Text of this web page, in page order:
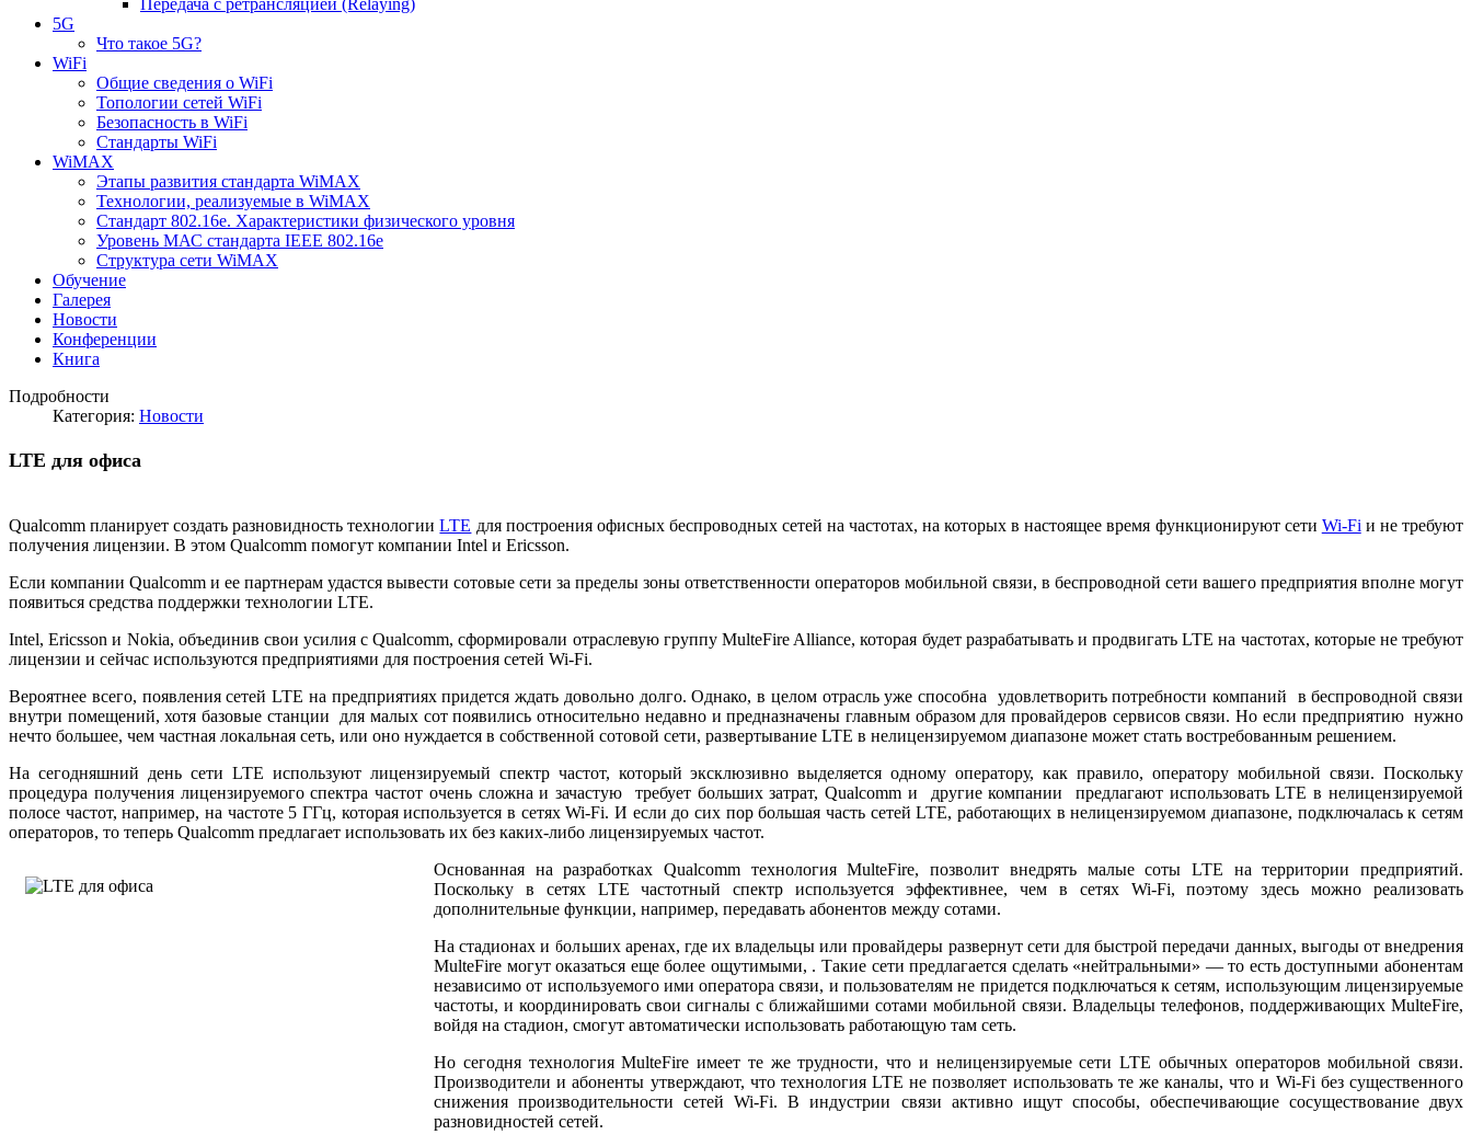
5G
Что такое 5G?
WiFi
Общие сведения о WiFi
Топологии сетей WiFi
Безопасность в WiFi
Стандарты WiFi
WiMAX
Этапы развития стандарта WiMAX
Технологии, реализуемые в WiMAX
Стандарт 802.16е. Характеристики физического уровня
Уровень МАС стандарта IEEE 802.16e
Структура сети WiMAX
Обучение
Галерея
Новости
Конференции
Книга
Подробности
Категория: Новости
LTE для офиса
Qualcomm планирует создать разновидность технологииLTE для построения офисных беспроводных сетей на частотах, на которых в настоящее время функционируют сети Wi-Fi и не требуют
получения лицензии. В этом Qualcomm помогут компании Intel и Ericsson.
Если компании Qualcomm и ее партнерам удастся вывести сотовые сети за пределы зоны ответственности операторов мобильной связи, в беспроводной сети вашего предприятия вполне могут
появиться средства поддержки технологии LTE.
Intel, Ericsson и Nokia, объединив свои усилия с Qualcomm, сформировали отраслевую группу MulteFire Alliance, которая будет разрабатывать и продвигать LTE на частотах, которые не требуют
лицензии и сейчас используются предприятиями для построения сетей Wi-Fi.
Вероятнее всего, появления сетей LTE на предприятиях придется ждать довольно долго. Однако, в целом отрасль уже способна удовлетворить потребности компаний в беспроводной связи
внутри помещений, хотя базовые станции для малых сот появились относительно недавно и предназначены главным образом для провайдеров сервисов связи. Но если предприятию нужно
нечто большее, чем частная локальная сеть, или оно нуждается в собственной сотовой сети, развертывание LTE в нелицензируемом диапазоне может стать востребованным решением.
На сегодняшний день сети LTE используют лицензируемый спектр частот, который эксклюзивно выделяется одному оператору, как правило, оператору мобильной связи. Поскольку
процедура получения лицензируемого спектра частот очень сложна и зачастую требует больших затрат, Qualcomm и другие компании предлагают использовать LTE в нелицензируемой
полосе частот, например, на частоте 5 ГГц, которая используется в сетях Wi-Fi. И если до сих пор большая часть сетей LTE, работающих в нелицензируемом диапазоне, подключалась к сетям
операторов, то теперь Qualcomm предлагает использовать их без каких-либо лицензируемых частот.
Основанная на разработках Qualcomm технология MulteFire, позволит внедрять малые соты LTE на территории предприятий.
Поскольку в сетях LTE частотный спектр используется эффективнее, чем в сетях Wi-Fi, поэтому здесь можно реализовать
дополнительные функции, например, передавать абонентов между сотами.
На стадионах и больших аренах, где их владельцы или провайдеры развернут сети для быстрой передачи данных, выгоды от внедрения
MulteFire могут оказаться еще более ощутимыми, . Такие сети предлагается сделать «нейтральными» — то есть доступными абонентам
независимо от используемого ими оператора связи, и пользователям не придется подключаться к сетям, использующим лицензируемые
частоты, и координировать свои сигналы с ближайшими сотами мобильной связи. Владельцы телефонов, поддерживающих MulteFire,
войдя на стадион, смогут автоматически использовать работающую там сеть.
Но сегодня технология MulteFire имеет те же трудности, что и нелицензируемые сети LTE обычных операторов мобильной связи.
Производители и абоненты утверждают, что технология LTE не позволяет использовать те же каналы, что и Wi-Fi без существенного
снижения производительности сетей Wi-Fi. В индустрии связи активно ищут способы, обеспечивающие сосуществование двух
разновидностей сетей.